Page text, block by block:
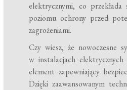
elektrycznymi, co przekłada
poziomu ochrony przed
zagrożeniami.
Czy wiesz, że nowoczesne
w instalacjach
element zapewniający
Dzięki zaawansowanym